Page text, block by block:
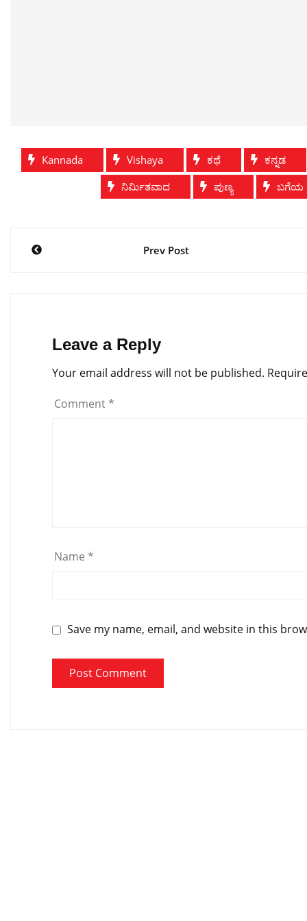
Kannada Vishaya ಕಥೆ ಕನ್ನಡ
ನಿರ್ಮಿತವಾದ
ಪುಣ್ಯ ಬಗೆಯ
Post
Prev Post
Leave a Reply
Your email address will not be published.
Comment *
Name *
Save my name, email, and website in this